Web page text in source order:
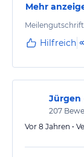
Mehr
Hilfreich
Jürgen
207
Vor 8 Jahren •